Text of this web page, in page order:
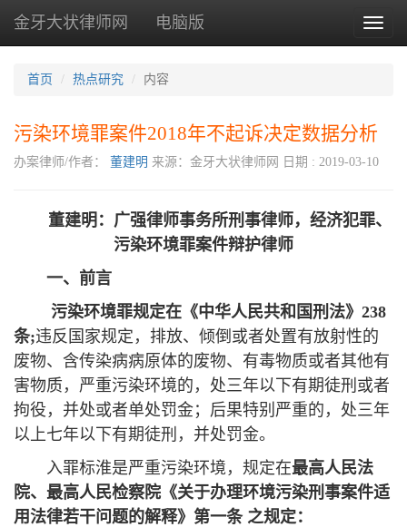
Toggle
金牙大状律师网 电脑版
首页 热点研究 内容
污染环境罪案件2018年不起诉决定数据分析
办案律师/作者： 董建明 来源：金牙大状律师网 日期 : 2019-03-10
董建明：广强律师事务所刑事律师，经济犯罪、
污染环境罪案件辩护律师
一、 前言
污染环境罪规定在 《中华人民共和国刑法》 238
条;违反国家规定，排放、倾倒或者处置有放射性的
废物、含传染病病原体的废物、有毒物质或者其他有
害物质，严重污染环境的，处三年以下有期徒刑或者
拘役，并处或者单处罚金；后果特别严重的，处三年
以上七年以下有期徒刑，并处罚金。
入罪标淮是严重污染环境，规定在最高人民法
院、最高人民检察院《关于办理环境污染刑事案件适
用法律若干问题的解释》 第一条 之规定：